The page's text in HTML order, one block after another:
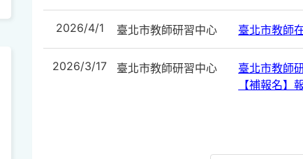
2026/4/1 臺北市教師研習中心 臺北市教師
2026/3/17 臺北市教師研習中心
臺北市教師
【補報名】